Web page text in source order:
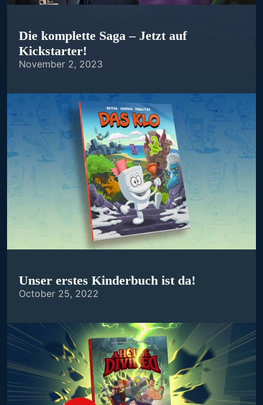
Die komplette Saga – Jetzt auf
Kickstarter!
November 2, 2023
Unser erstes Kinderbuch ist da!
October 25, 2022